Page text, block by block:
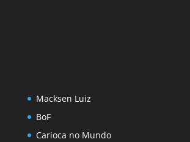
Macksen Luiz
BoF
Carioca no Mundo